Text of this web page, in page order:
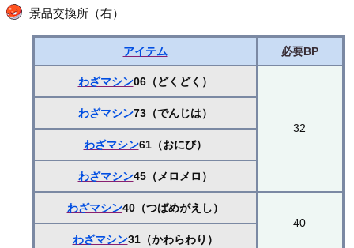
景品交換所（右）
アイテム 必要BP
わざマシン06（どくどく）
32
わざマシン73（でんじは）
わざマシン61（おにび）
わざマシン45（メロメロ）
わざマシン40（つばめがえし）
40
わざマシン31（かわらわり）